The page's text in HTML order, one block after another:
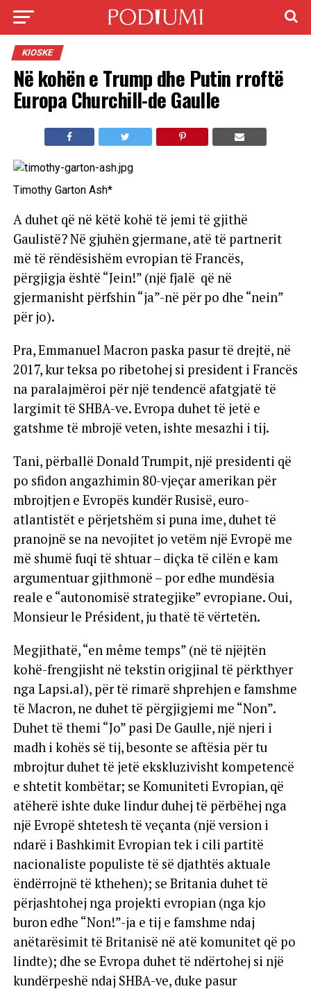
KIOSKE
Në kohën e Trump dhe Putin rroftë
Europa Churchill-de Gaulle
Timothy Garton Ash*
A duhet që në këtë kohë të jemi të gjithë
Gaulistë? Në gjuhën gjermane, atë të partnerit
më të rëndësishëm evropian të Francës,
përgjigja është “Jein!” (një fjalë që në
gjermanisht përfshin “ja”-në për po dhe “nein”
për jo).
Pra, Emmanuel Macron paska pasur të drejtë, në
2017, kur teksa po ribetohej si president i Francës
na paralajmëroi për një tendencë afatgjatë të
largimit të SHBA-ve. Evropa duhet të jetë e
gatshme të mbrojë veten, ishte mesazhi i tij.
Tani, përballë Donald Trumpit, një presidenti që
po sfidon angazhimin 80-vjeçar amerikan për
mbrojtjen e Evropës kundër Rusisë, euro-
atlantistët e përjetshëm si puna ime, duhet të
pranojnë se na nevojitet jo vetëm një Evropë me
më shumë fuqi të shtuar – diçka të cilën e kam
argumentuar gjithmonë – por edhe mundësia
reale e “autonomisë strategjike” evropiane. Oui,
Monsieur le Président, ju thatë të vërtetën.
Megjithatë, “en même temps” (në të njëjtën
kohë-frengjisht në tekstin origjinal të përkthyer
nga Lapsi.al), për të rimarë shprehjen e famshme
të Macron, ne duhet të përgjigjemi me “Non”.
Duhet të themi “Jo” pasi De Gaulle, një njeri i
madh i kohës së tij, besonte se aftësia për tu
mbrojtur duhet të jetë ekskluzivisht kompetencë
e shtetit kombëtar; se Komuniteti Evropian, që
atëherë ishte duke lindur duhej të përbëhej nga
një Evropë shtetesh të veçanta (një version i
ndarë i Bashkimit Evropian tek i cili partitë
nacionaliste populiste të së djathtës aktuale
ëndërrojnë të kthehen); se Britania duhet të
përjashtohej nga projekti evropian (nga kjo
buron edhe “Non!”-ja e tij e famshme ndaj
anëtarësimit të Britanisë në atë komunitet që po
lindte); dhe se Evropa duhet të ndërtohej si një
kundërpeshë ndaj SHBA-ve, duke pasur